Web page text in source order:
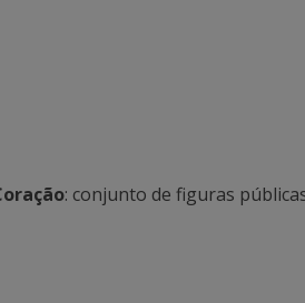
: conjunto de figuras